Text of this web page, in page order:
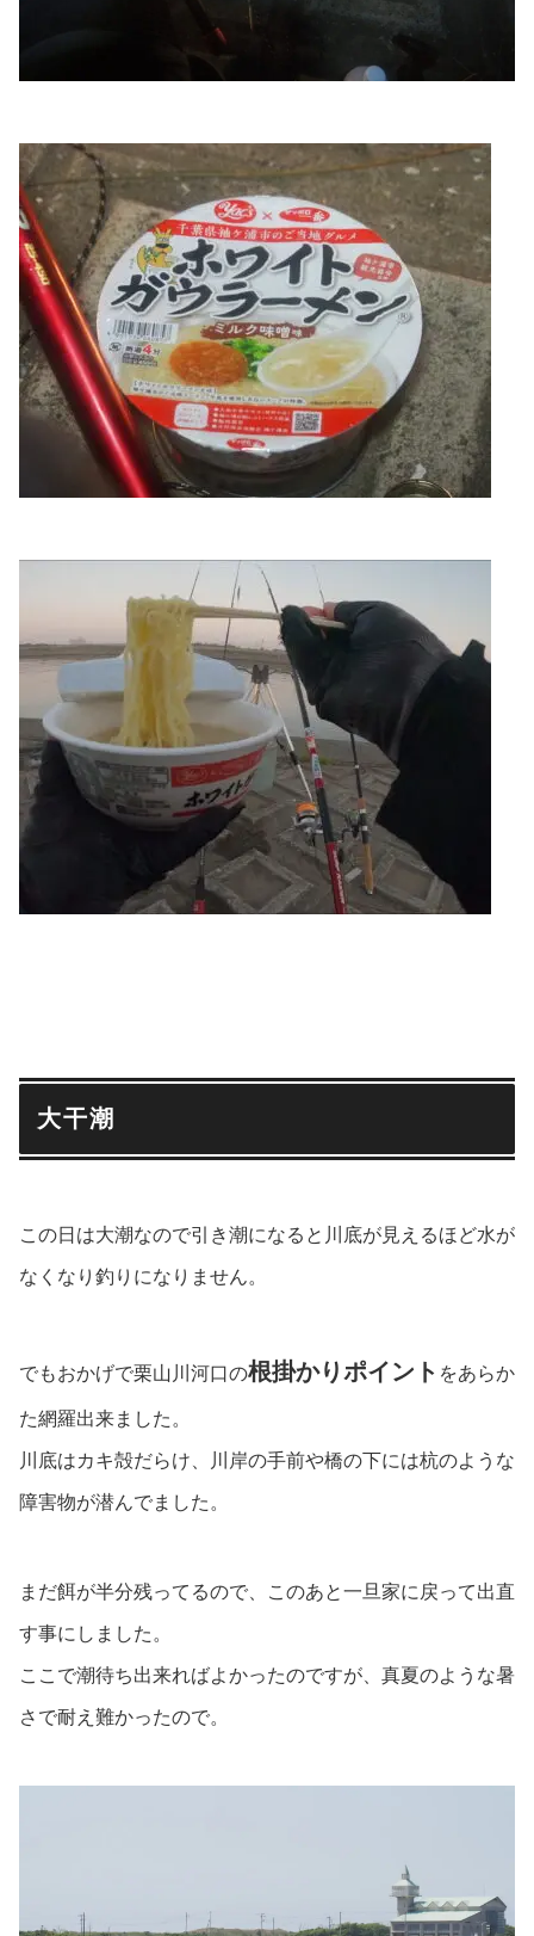
大干潮
この日は大潮なので引き潮になると川底が見えるほど水が
なくなり釣りになりません。
でもおかげで栗山川河口の根掛かりポイント をあらか
た網羅出来ました。
川底はカキ殻だらけ、川岸の手前や橋の下には杭のような
障害物が潜んでました。
まだ餌が半分残ってるので、このあと一旦家に戻って出直
す事にしました。
ここで潮待ち出来ればよかったのですが、真夏のような暑
さで耐え難かったので。